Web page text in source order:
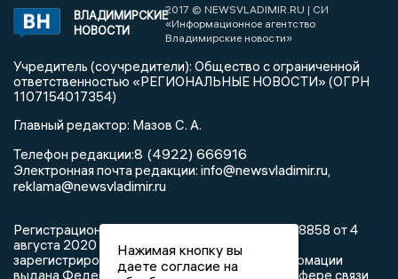
ВЛАДИМИРСКИЕ
НОВОСТИ
2017 © NEWSVLADIMIR.RU | СИ
«Информационное агентство
Владимирские новости»
Учредитель (соучредители): Общество с ограниченной
ответственностью «РЕГИОНАЛЬНЫЕ НОВОСТИ» (ОГРН
1107154017354)
Главный редактор: Мазов С. А.
Телефон редакции:8 (4922) 666916
Электронная почта редакции: info@newsvladimir.ru,
reklama@newsvladimir.ru
Регистрационный номер: серия Эл № ФС77-78858 от 4
августа 2020 г. согласно выписке из реестра
зарегистрированных средств массовой информации
выдана Федеральной службой по надзору в сфере связи,
Нажимая кнопку вы
даете согласие на